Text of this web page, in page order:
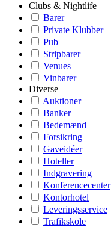
Clubs & Nightlife
Barer
Private Klubber
Pub
Stripbarer
Venues
Vinbarer
Diverse
Auktioner
Banker
Bedemænd
Forsikring
Gaveidéer
Hoteller
Indgravering
Konferencecenter
Kontorhotel
Leveringsservice
Trafikskole